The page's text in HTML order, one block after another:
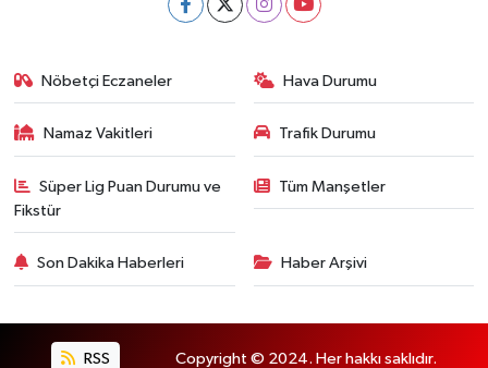
Nöbetçi Eczaneler Hava Durumu
Namaz Vakitleri Trafik Durumu
Süper Lig Puan Durumu ve
Fikstür
Tüm Manşetler
Son Dakika Haberleri Haber Arşivi
RSS Copyright © 2024. Her hakkı saklıdır.